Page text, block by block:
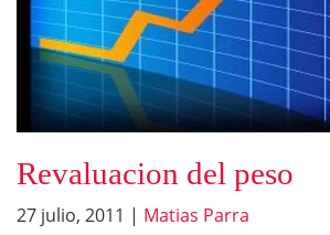
Revaluacion del peso
27 julio, 2011 | Matias Parra